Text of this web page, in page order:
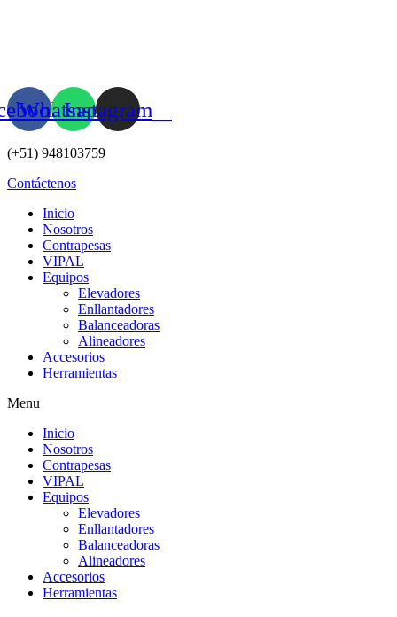
WhatsappInstagram
(+51) 948103759
Contáctenos
Inicio
Nosotros
Contrapesas
VIPAL
Equipos
Elevadores
Enllantadores
Balanceadoras
Alineadores
Accesorios
Herramientas
Menu
Inicio
Nosotros
Contrapesas
VIPAL
Equipos
Elevadores
Enllantadores
Balanceadoras
Alineadores
Accesorios
Herramientas